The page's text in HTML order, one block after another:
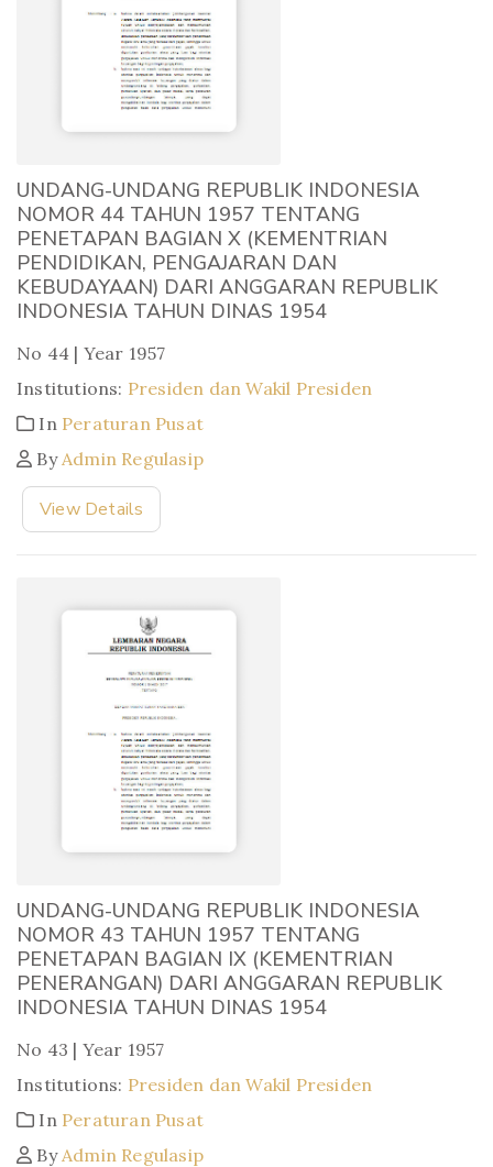
UNDANG-UNDANG REPUBLIK INDONESIA
NOMOR 44 TAHUN 1957 TENTANG
PENETAPAN BAGIAN X (KEMENTRIAN
PENDIDIKAN, PENGAJARAN DAN
KEBUDAYAAN) DARI ANGGARAN REPUBLIK
INDONESIA TAHUN DINAS 1954
No 44 | Year 1957
Institutions: Presiden dan Wakil Presiden
In Peraturan Pusat
By Admin Regulasip
View Details
UNDANG-UNDANG REPUBLIK INDONESIA
NOMOR 43 TAHUN 1957 TENTANG
PENETAPAN BAGIAN IX (KEMENTRIAN
PENERANGAN) DARI ANGGARAN REPUBLIK
INDONESIA TAHUN DINAS 1954
No 43 | Year 1957
Institutions: Presiden dan Wakil Presiden
In Peraturan Pusat
By Admin Regulasip